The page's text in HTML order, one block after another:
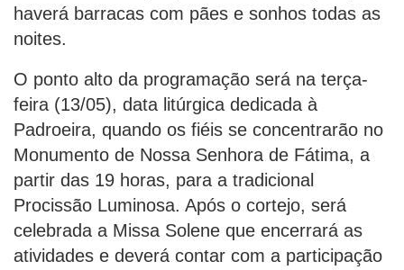
haverá barracas com pães e sonhos todas as
noites.
O ponto alto da programação será na terça-
feira (13/05), data litúrgica dedicada à
Padroeira, quando os fiéis se concentrarão no
Monumento de Nossa Senhora de Fátima, a
partir das 19 horas, para a tradicional
Procissão Luminosa. Após o cortejo, será
celebrada a Missa Solene que encerrará as
atividades e deverá contar com a participação